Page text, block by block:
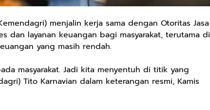
menjalin kerja sama dengan Otoritas Jasa
dan layanan keuangan bagi masyarakat, terutama di
yang masih rendah.
masyarakat. Jadi kita menyentuh di titik yang
Tito Karnavian dalam keterangan resmi, Kamis